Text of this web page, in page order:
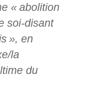
« abolition
soi-disant
», en
la
du